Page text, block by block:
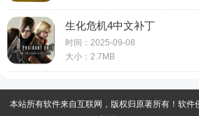
生化危机4中文补丁
时间：2025-09-08
大小：2.7MB
本站所有软件来自互联网，版权归原著所有！软件